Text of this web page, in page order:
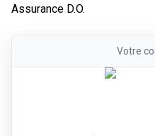
Assurance D.O.
Votre